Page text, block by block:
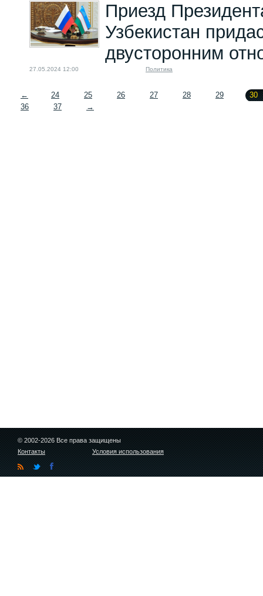
Приезд
Узбекистан
двусторонним
27.05.2024 12:00 Политика
← 24 25 26 27 28 29
30
36
37 →
© 2002-2026 Все права защищены
Контакты
Условия использования